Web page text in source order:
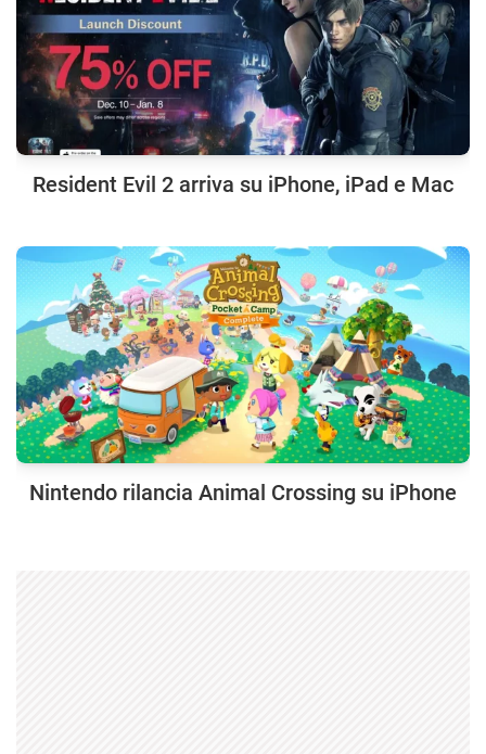
Resident Evil 2 arriva su iPhone, iPad e Mac
Nintendo rilancia Animal Crossing su iPhone